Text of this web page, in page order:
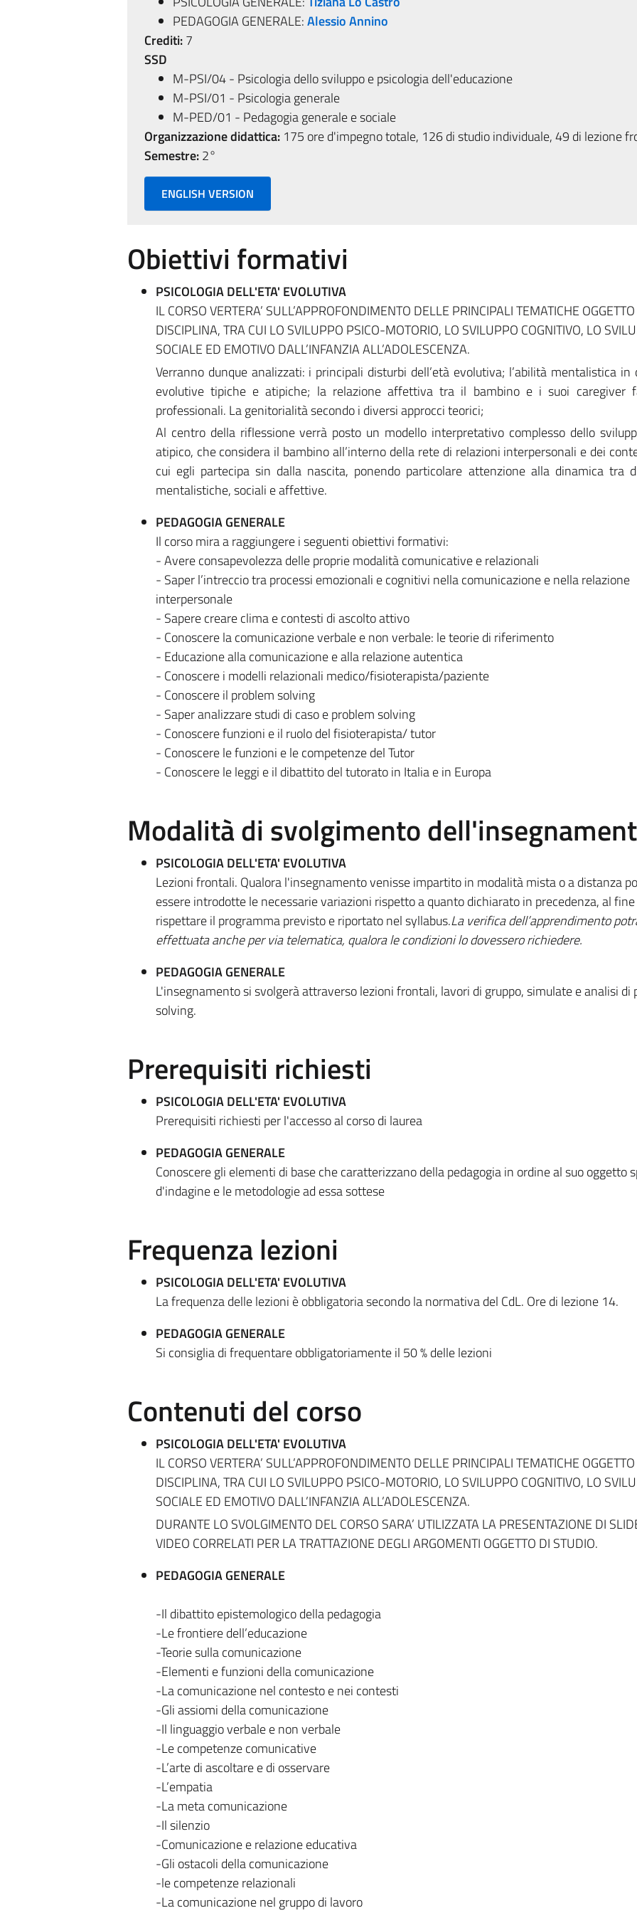
PEDAGOGIA GENERALE:Alessio Annino
Crediti:7
SSD
M-PSI/04 - Psicologia dello sviluppo e psicologia dell'educazione
M-PSI/01 - Psicologia generale
M-PED/01 - Pedagogia generale e sociale
Organizzazione didattica:175 ore d'impegno totale, 126 di studio individuale, 49 di lezione
Semestre:2°
ENGLISH VERSION
Obiettivi formativi
PSICOLOGIA DELL'ETA' EVOLUTIVA
IL CORSO VERTERA’ SULL’APPROFONDIMENTO DELLE PRINCIPALI TEMATICHE
DISCIPLINA, TRA CUI LO SVILUPPO PSICO-MOTORIO, LO SVILUPPO COGNITIVO, LO
SOCIALE ED EMOTIVO DALL’INFANZIA ALL’ADOLESCENZA.
Verranno dunque analizzati: i principali disturbi dell’età evolutiva; l’abilità mentalistica in
evolutive tipiche e atipiche; la relazione affettiva tra il bambino e i suoi caregiver
professionali. La genitorialità secondo i diversi approcci teorici;
Al centro della riflessione verrà posto un modello interpretativo complesso dello
atipico, che considera il bambino all’interno della rete di relazioni interpersonali e dei
cui egli partecipa sin dalla nascita, ponendo particolare attenzione alla dinamica tra
mentalistiche, sociali e affettive.
PEDAGOGIA GENERALE
Il corso mira a raggiungere i seguenti obiettivi formativi:
- Avere consapevolezza delle proprie modalità comunicative e relazionali
- Saper l’intreccio tra processi emozionali e cognitivi nella comunicazione e nella relazione
interpersonale
- Sapere creare clima e contesti di ascolto attivo
- Conoscere la comunicazione verbale e non verbale: le teorie di riferimento
- Educazione alla comunicazione e alla relazione autentica
- Conoscere i modelli relazionali medico/fisioterapista/paziente
- Conoscere il problem solving
- Saper analizzare studi di caso e problem solving
- Conoscere funzioni e il ruolo del fisioterapista/ tutor
- Conoscere le funzioni e le competenze del Tutor
- Conoscere le leggi e il dibattito del tutorato in Italia e in Europa
Modalità di svolgimento
PSICOLOGIA DELL'ETA' EVOLUTIVA
Lezioni frontali. Qualora l'insegnamento venisse impartito in modalità mista o a distanza
essere introdotte le necessarie variazioni rispetto a quanto dichiarato in precedenza, al
rispettare il programma previsto e riportato nel syllabus.La verifica dell’apprendimento
effettuata anche per via telematica, qualora le condizioni lo dovessero richiedere.
PEDAGOGIA GENERALE
L'insegnamento si svolgerà attraverso lezioni frontali, lavori di gruppo, simulate e analisi di
solving.
Prerequisiti richiesti
PSICOLOGIA DELL'ETA' EVOLUTIVA
Prerequisiti richiesti per l'accesso al corso di laurea
PEDAGOGIA GENERALE
Conoscere gli elementi di base che caratterizzano della pedagogia in ordine al suo oggetto
d'indagine e le metodologie ad essa sottese
Frequenza lezioni
PSICOLOGIA DELL'ETA' EVOLUTIVA
La frequenza delle lezioni è obbligatoria secondo la normativa del CdL. Ore di lezione 14.
PEDAGOGIA GENERALE
Si consiglia di frequentare obbligatoriamente il 50 % delle lezioni
Contenuti del corso
PSICOLOGIA DELL'ETA' EVOLUTIVA
IL CORSO VERTERA’ SULL’APPROFONDIMENTO DELLE PRINCIPALI TEMATICHE
DISCIPLINA, TRA CUI LO SVILUPPO PSICO-MOTORIO, LO SVILUPPO COGNITIVO, LO
SOCIALE ED EMOTIVO DALL’INFANZIA ALL’ADOLESCENZA.
DURANTE LO SVOLGIMENTO DEL CORSO SARA’ UTILIZZATA LA PRESENTAZIONE DI
VIDEO CORRELATI PER LA TRATTAZIONE DEGLI ARGOMENTI OGGETTO DI STUDIO.
PEDAGOGIA GENERALE
-Il dibattito epistemologico della pedagogia
-Le frontiere dell’educazione
-Teorie sulla comunicazione
-Elementi e funzioni della comunicazione
-La comunicazione nel contesto e nei contesti
-Gli assiomi della comunicazione
-Il linguaggio verbale e non verbale
-Le competenze comunicative
-L’arte di ascoltare e di osservare
-L’empatia
-La meta comunicazione
-Il silenzio
-Comunicazione e relazione educativa
-Gli ostacoli della comunicazione
-le competenze relazionali
-La comunicazione nel gruppo di lavoro